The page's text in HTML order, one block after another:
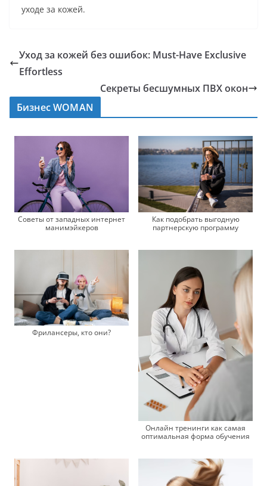
уходе за кожей.
Уход за кожей без ошибок: Must-Have Exclusive
Effortless
Секреты бесшумных ПВХ окон
Бизнес WOMAN
Советы от западных интернет
манимэйкеров
Как подобрать выгодную
партнерскую программу
Фрилансеры, кто они?
Онлайн тренинги как самая
оптимальная форма обучения